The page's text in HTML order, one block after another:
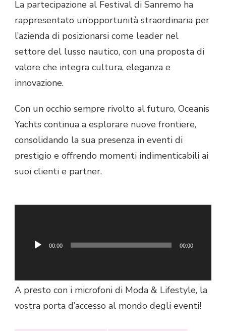
La partecipazione al Festival di Sanremo ha
rappresentato un’opportunità straordinaria per
l’azienda di posizionarsi come leader nel
settore del lusso nautico, con una proposta di
valore che integra cultura, eleganza e
innovazione.
Con un occhio sempre rivolto al futuro, Oceanis
Yachts continua a esplorare nuove frontiere,
consolidando la sua presenza in eventi di
prestigio e offrendo momenti indimenticabili ai
suoi clienti e partner.
00:00 00:00
con David Lippi di Eventi Magazine, con il quale
A presto con i microfoni di Moda & Lifestyle, la
vostra porta d’accesso al mondo degli eventi!